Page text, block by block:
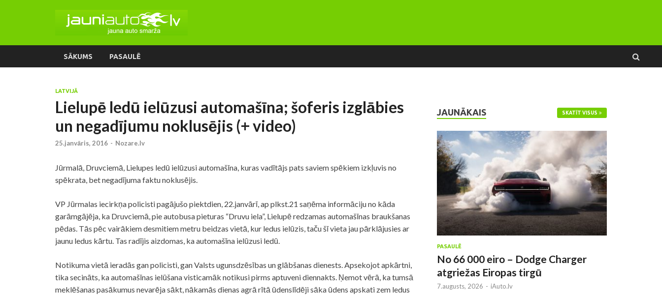
SĀKUMS PASAULĒ
LATVIJĀ
Lielupē ledū ielūzusi automašīna; šoferis izglābies
un negadījumu noklusējis (+ video)
25.janvāris, 2016 - Nozare.lv
Jūrmalā, Druvciemā, Lielupes ledū ielūzusi automašīna, kuras vadītājs pats saviem spēkiem izkļuvis no
spēkrata, bet negadījuma faktu noklusējis.
VP Jūrmalas iecirkņa policisti pagājušo piektdien, 22.janvārī, ap plkst.21 saņēma informāciju no kāda
garāmgājēja, ka Druvciemā, pie autobusa pieturas “Druvu iela”, Lielupē redzamas automašīnas braukšanas
pēdas. Tās pēc vairākiem desmitiem metru beidzas vietā, kur ledus ielūzis, taču šī vieta jau pārklājusies ar
jaunu ledus kārtu. Tas radījis aizdomas, ka automašīna ielūzusi ledū.
Notikuma vietā ieradās gan policisti, gan Valsts ugunsdzēsības un glābšanas dienests. Apsekojot apkārtni,
tika secināts, ka automašīnas ielūšana visticamāk notikusi pirms aptuveni diennakts. Ņemot vērā, ka tumsā
meklēšanas pasākumus nevarēja sākt, nākamās dienas agrā rītā ūdenslīdēji sāka ūdens apskati zem ledus
JAUNĀKAIS SKATĪT VISUS
PASAULĒ
No 66 000 eiro – Dodge Charger
atgriežas Eiropas tirgū
7.augusts, 2026 - iAuto.lv